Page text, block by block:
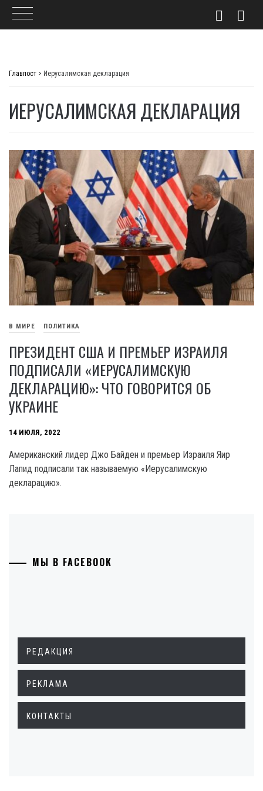
Главпост > Иерусалимская декларация
ИЕРУСАЛИМСКАЯ ДЕКЛАРАЦИЯ
В МИРЕ ПОЛИТИКА
ПРЕЗИДЕНТ США И ПРЕМЬЕР ИЗРАИЛЯ
ПОДПИСАЛИ «ИЕРУСАЛИМСКУЮ
ДЕКЛАРАЦИЮ»: ЧТО ГОВОРИТСЯ ОБ
УКРАИНЕ
14 ИЮЛЯ, 2022
Американский лидер Джо Байден и премьер Израиля Яир
Лапид подписали так называемую «Иерусалимскую
декларацию».
МЫ В FACEBOOK
РЕДАКЦИЯ
РЕКЛАМА
КОНТАКТЫ